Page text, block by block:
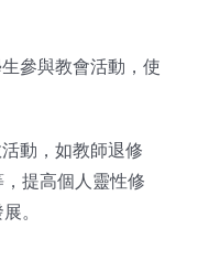
參與教會活動，使
動，如教師退修
提高個人靈性修
。